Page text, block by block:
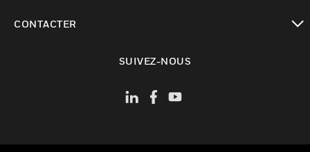
CONTACTER
SUIVEZ-NOUS